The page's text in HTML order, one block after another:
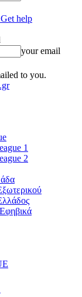
help
your email
to you.
1
2